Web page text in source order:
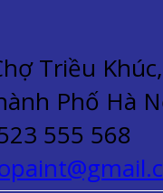
Triều
Phố Hà
555 568